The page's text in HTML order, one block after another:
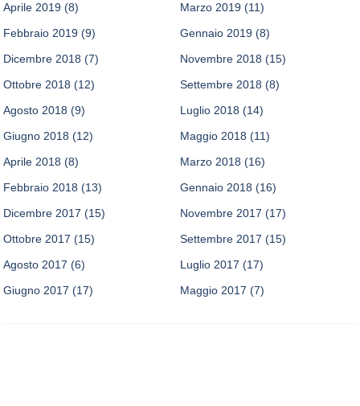
Aprile 2019 (8) Marzo 2019 (11)
Febbraio 2019 (9) Gennaio 2019 (8)
Dicembre 2018 (7) Novembre 2018 (15)
Ottobre 2018 (12) Settembre 2018 (8)
Agosto 2018 (9) Luglio 2018 (14)
Giugno 2018 (12) Maggio 2018 (11)
Aprile 2018 (8) Marzo 2018 (16)
Febbraio 2018 (13) Gennaio 2018 (16)
Dicembre 2017 (15) Novembre 2017 (17)
Ottobre 2017 (15) Settembre 2017 (15)
Agosto 2017 (6) Luglio 2017 (17)
Giugno 2017 (17) Maggio 2017 (7)